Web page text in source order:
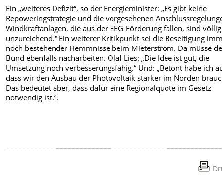
Ein „weiteres Defizit“, so der Energieminister: „Es gibt keine
Repoweringstrategie und die vorgesehenen
Windkraftanlagen, die aus der EEG-Förderung fallen, sind völlig
unzureichend.“ Ein weiterer Kritikpunkt sei die Beseitigung
noch bestehender Hemmnisse beim Mieterstrom. Da müsse
Bund ebenfalls nacharbeiten. Olaf Lies: „Die Idee ist gut, die
Umsetzung noch verbesserungsfähig.“ Und: „Betont habe ich
dass wir den Ausbau der Photovoltaik stärker im Norden
Das bedeutet aber, dass dafür eine Regionalquote im Gesetz
notwendig ist.“.